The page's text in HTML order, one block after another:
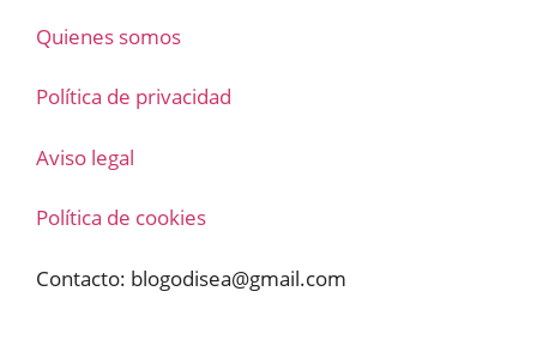
Quienes somos
Política de privacidad
Aviso legal
Política de cookies
Contacto: blogodisea@gmail.com